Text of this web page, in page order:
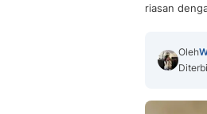
riasan
Oleh